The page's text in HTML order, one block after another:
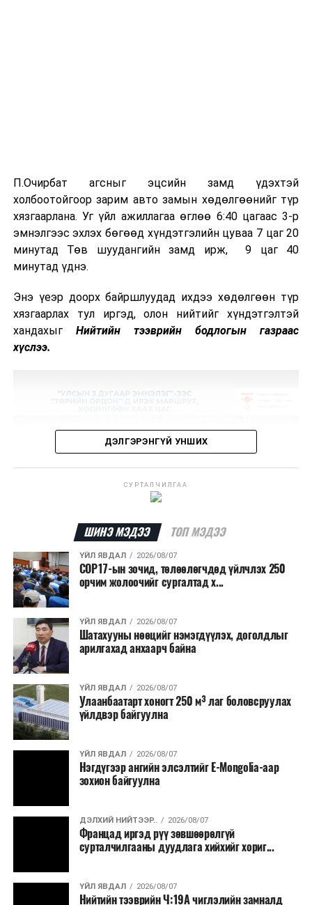
П.Очирбат агсныг эцсийн замд үдэхтэй
холбоотойгоор зарим авто замын хөдөлгөөнийг түр
хязгаарлана. Уг үйл ажиллагаа өглөө 6:40 цагаас 3-р
эмнэлгээс эхлэх бөгөөд хүндэтгэлийн цуваа 7 цаг 20
минутад Төв шуудангийн замд ирж, 9 цаг 40
минутад үднэ.
Энэ үеэр доорх байршлуудад ихдээ хөдөлгөөн түр
хязгаарлах тул иргэд, олон нийтийг хүндэтгэлтэй
хандахыг Нийтийн тээврийн бодлогын газраас
хүслээ.
ДЭЛГЭРЭНГҮЙ УНШИХ
СУРТАЛЧИЛГАА
ШИНЭ МЭДЭЭ ТОП МЭДЭЭ
ҮЙЛ ЯВДАЛ 2026/08/07
COP17-ын зочид, төлөөлөгчдөд үйлчлэх 250
орчим жолоочийг сургалтад х...
ҮЙЛ ЯВДАЛ 2026/08/07
Шатахууны нөөцийг нэмэгдүүлэх, доголдлыг
арилгахад анхаарч байна
ҮЙЛ ЯВДАЛ 2026/08/07
Улаанбаатарт хоногт 250 м³ лаг боловсруулах
үйлдвэр байгуулна
ҮЙЛ ЯВДАЛ 2026/08/07
Нэгдүгээр ангийн элсэлтийг E-Mongolia-аар
зохион байгуулна
ДЭЛХИЙ НИЙТЭЭР.. 2026/08/07
Францад иргэд рүү зөвшөөрөлгүй
сурталчилгааны дуудлага хийхийг хориг...
ҮЙЛ ЯВДАЛ 2026/08/07
Нийтийн тээврийн Ч:19А чиглэлийн замналд